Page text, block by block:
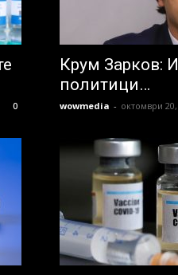
0
Крум Зарков:
политици…
wowmedia - октомври 20,